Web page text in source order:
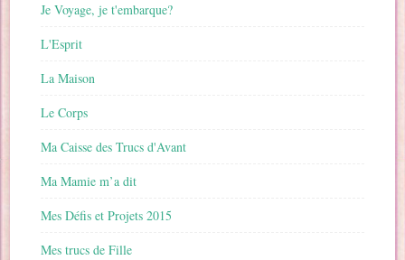
Je Voyage, je t'embarque?
L'Esprit
La Maison
Le Corps
Ma Caisse des Trucs d'Avant
Ma Mamie m’a dit
Mes Défis et Projets 2015
Mes trucs de Fille